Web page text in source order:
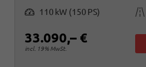
Leistung
110 kW (150 PS) Kilometerstand
33.090,– €
incl. 19% MwSt.